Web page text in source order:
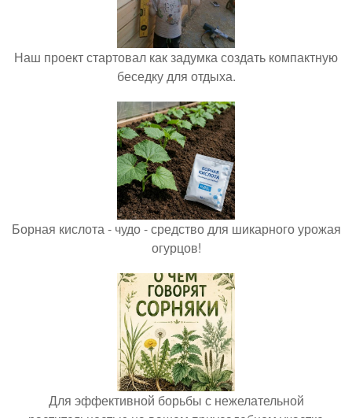
Наш проект стартовал как задумка создать компактную
беседку для отдыха.
Борная кислота - чудо - средство для шикарного урожая
огурцов!
Для эффективной борьбы с нежелательной